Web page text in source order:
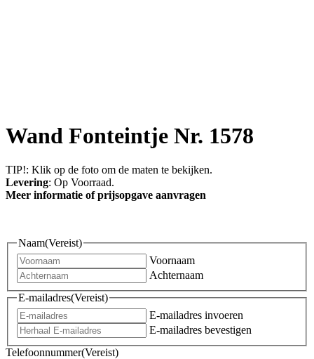
Wand Fonteintje Nr. 1578
TIP!: Klik op de foto om de maten te bekijken.
Levering: Op Voorraad.
Meer informatie of prijsopgave aanvragen
Naam(Vereist)
Voornaam
Achternaam
E-mailadres(Vereist)
E-mailadres invoeren
E-mailadres bevestigen
Telefoonnummer(Vereist)